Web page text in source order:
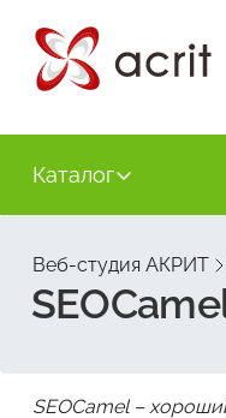
Каталог
Веб-студия АКРИТ
SEOCamel –